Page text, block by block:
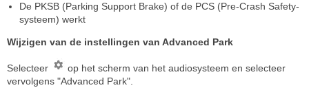
De PKSB (Parking Support Brake) of de PCS (Pre-Crash Safety-
systeem) werkt
Wijzigen van de instellingen van Advanced Park
Selecteer
op het scherm van het audiosysteem en selecteer
vervolgens "Advanced Park".